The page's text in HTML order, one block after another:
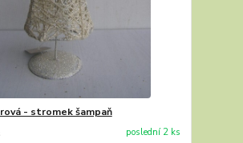
- stromek šampaň
poslední 2 ks